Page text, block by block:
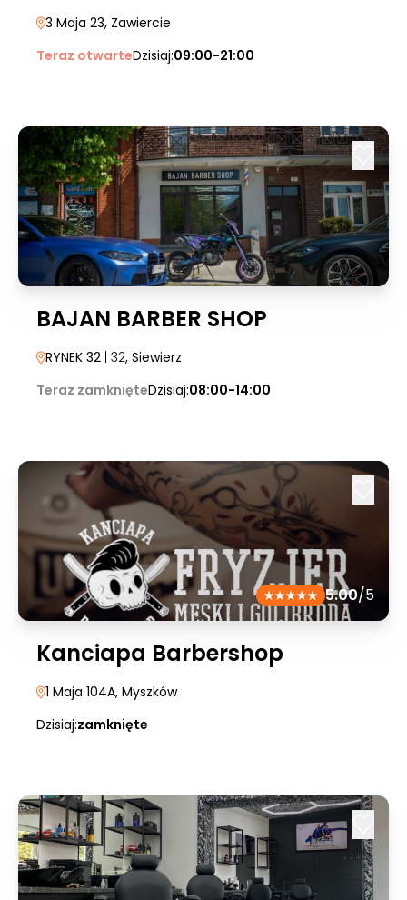
3 Maja 23, Zawiercie
Teraz otwarteDzisiaj:09:00-21:00
BAJAN BARBER SHOP
RYNEK 32 | 32, Siewierz
Teraz zamknięteDzisiaj:08:00-14:00
5.00/5
Kanciapa Barbershop
1 Maja 104A, Myszków
Dzisiaj:zamknięte